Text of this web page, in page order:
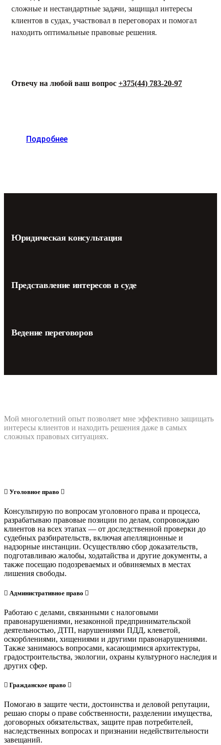
сложные и нестандартные задачи, защищал интересы
клиентов в судах, участвовал в переговорах и помогал
находить оптимальные правовые решения.
Отвечу на любой ваш вопрос +375(44) 783-20-97
Подробнее
Юридическая консультация
Представление интересов в суде
Ведение переговоров
Мой многолетний опыт позволяет мне эффективно защищать
интересы клиентов и находить решения даже в самых
сложных правовых ситуациях.
Уголовное право
Консультирую по вопросам уголовного права и процесса,
разрабатываю правовые позиции по делам, сопровождаю
клиентов на всех этапах — от доследственной проверки до
судебных разбирательств, включая апелляционные и
надзорные инстанции. Осуществляю сбор доказательств,
подготавливаю жалобы, ходатайства и другие документы, а
также посещаю подозреваемых и обвиняемых в местах
лишения свободы.
Административное право
Работаю с делами, связанными с налоговыми
правонарушениями, незаконной предпринимательской
деятельностью, ДТП, нарушениями ПДД, клеветой,
оскорблениями, хищениями и другими правонарушениями.
Также занимаюсь вопросами, касающимися архитектуры,
градостроительства, экологии, охраны культурного наследия и
других сфер.
Гражданское право
Помогаю в защите чести, достоинства и деловой репутации,
решаю споры о праве собственности, разделении имущества,
договорных обязательствах, защите прав потребителей,
наследственных вопросах и признании недействительности
завещаний.